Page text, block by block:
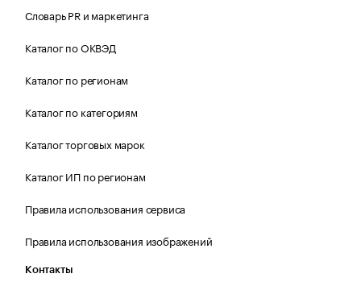
Словарь PR и маркетинга
Каталог по ОКВЭД
Каталог по регионам
Каталог по категориям
Каталог торговых марок
Каталог ИП по регионам
Правила использования сервиса
Правила использования изображений
Контакты